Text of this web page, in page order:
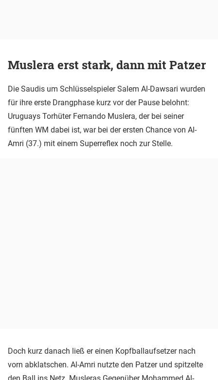
Muslera erst stark, dann mit Patzer
Die Saudis um Schlüsselspieler Salem Al-Dawsari wurden
für ihre erste Drangphase kurz vor der Pause belohnt:
Uruguays Torhüter Fernando Muslera, der bei seiner
fünften WM dabei ist, war bei der ersten Chance von Al-
Amri (37.) mit einem Superreflex noch zur Stelle.
Doch kurz danach ließ er einen Kopfballaufsetzer nach
vorn abklatschen. Al-Amri nutzte den Patzer und spitzelte
den Ball ins Netz. Musleras Gegenüber Mohammed Al-